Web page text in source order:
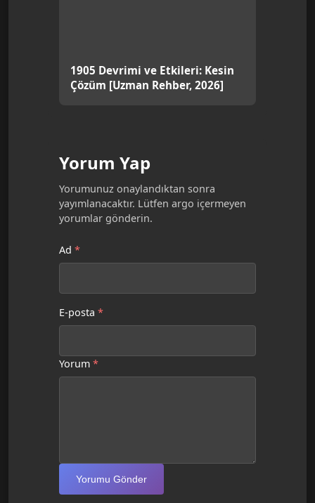
1905 Devrimi ve Etkileri: Kesin
Çözüm [Uzman Rehber, 2026]
Yorum Yap
Yorumunuz onaylandıktan sonra
yayımlanacaktır. Lütfen argo içermeyen
yorumlar gönderin.
Ad *
E-posta *
Yorum *
Yorumu Gönder